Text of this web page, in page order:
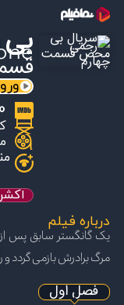
درباره فیلم
یک گانگستر سابق پس
مرگ برادرش بازمی گردد و
فصل اول
7.50/10